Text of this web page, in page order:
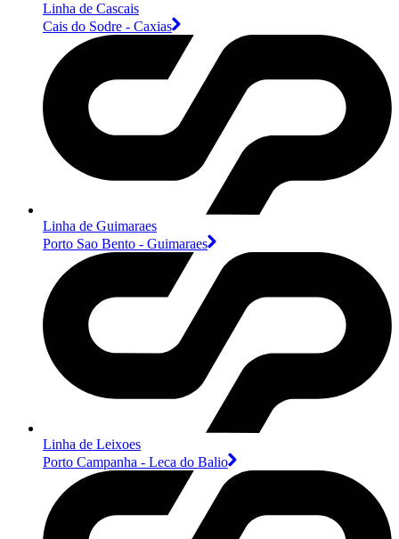
Linha de Cascais
Cais do Sodre - Caxias
Linha de Guimaraes
Porto Sao Bento - Guimaraes
Linha de Leixoes
Porto Campanha - Leca do Balio